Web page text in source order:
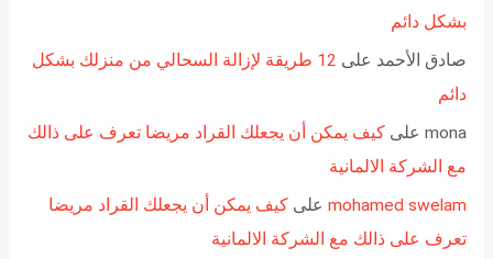
بشكل دائم
صادق الأحمد على
12 طريقة لإزالة السحالي من منزلك بشكل
دائم
monaعلى كيف يمكن أن يجعلك القراد مريضا تعرف على ذالك
مع الشركة الالمانية
mohamed swelamعلى كيف يمكن أن يجعلك القراد مريضا
تعرف على ذالك مع الشركة الالمانية